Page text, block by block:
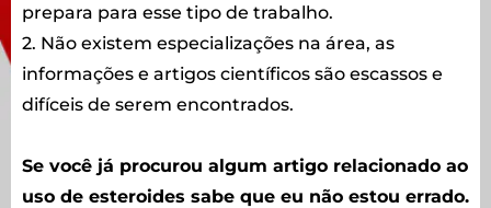
prepara para esse tipo de trabalho.
2. Não existem especializações na área, as
informações e artigos científicos são escassos e
difíceis de serem encontrados.
Se você já procurou algum artigo relacionado ao
uso de esteroides sabe que eu não estou errado.